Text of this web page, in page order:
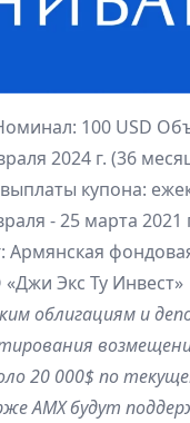
100 USD
2024 г. (36
купона:
- 25 марта
Армянская
Экс Ту Инвест»
облигациям и
20 000$ по
AMX будут